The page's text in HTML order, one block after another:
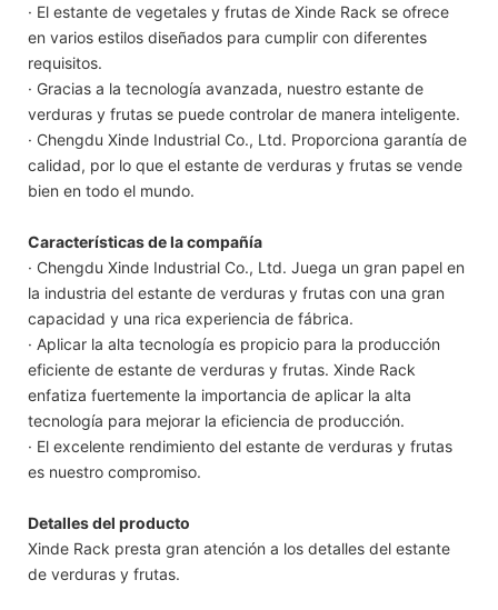
· El estante de vegetales y frutas de Xinde Rack se ofrece
en varios estilos diseñados para cumplir con diferentes
requisitos.
· Gracias a la tecnología avanzada, nuestro estante de
verduras y frutas se puede controlar de manera inteligente.
· Chengdu Xinde Industrial Co., Ltd. Proporciona garantía de
calidad, por lo que el estante de verduras y frutas se vende
bien en todo el mundo.
Características de la compañía
· Chengdu Xinde Industrial Co., Ltd. Juega un gran papel en
la industria del estante de verduras y frutas con una gran
capacidad y una rica experiencia de fábrica.
· Aplicar la alta tecnología es propicio para la producción
eficiente de estante de verduras y frutas. Xinde Rack
enfatiza fuertemente la importancia de aplicar la alta
tecnología para mejorar la eficiencia de producción.
· El excelente rendimiento del estante de verduras y frutas
es nuestro compromiso.
Detalles del producto
Xinde Rack presta gran atención a los detalles del estante
de verduras y frutas.